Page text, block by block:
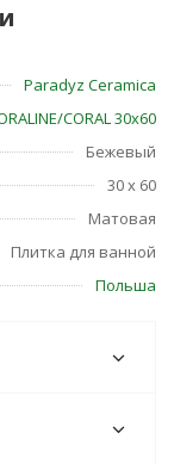
Paradyz Ceramica
CORAL 30х60
Бежевый
30 x 60
Матовая
Плитка для ванной
Польша